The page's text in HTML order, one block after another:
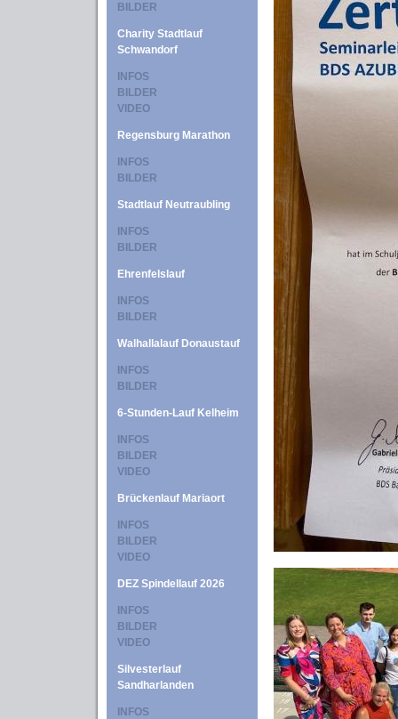
BILDER
Charity Stadtlauf
Schwandorf
INFOS
BILDER
VIDEO
Regensburg Marathon
INFOS
BILDER
Stadtlauf Neutraubling
INFOS
BILDER
Ehrenfelslauf
INFOS
BILDER
Walhallalauf Donaustauf
INFOS
BILDER
6-Stunden-Lauf Kelheim
INFOS
BILDER
VIDEO
Brückenlauf Mariaort
INFOS
BILDER
VIDEO
DEZ Spindellauf 2026
INFOS
BILDER
VIDEO
Silvesterlauf
Sandharlanden
INFOS